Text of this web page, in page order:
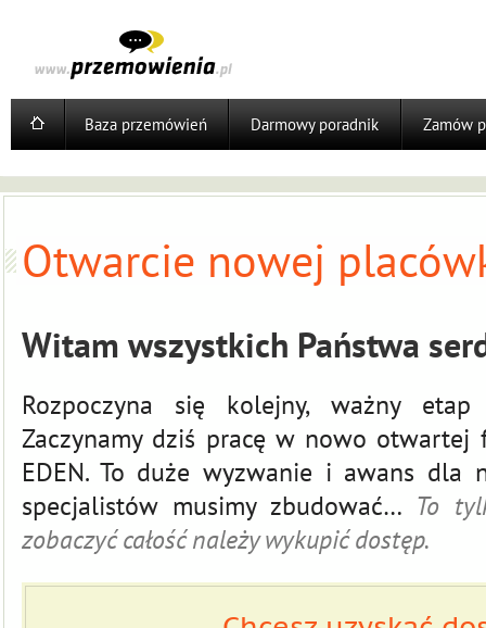
Baza przemówień Darmowy poradnik Zamów
Otwarcie nowej
Witam wszystkich Państwa
Rozpoczyna się kolejny, ważny
Zaczynamy dziś pracę w nowo
EDEN. To duże wyzwanie i awans dla
specjalistów musimy zbudować… To
zobaczyć całość należy wykupić dostęp.